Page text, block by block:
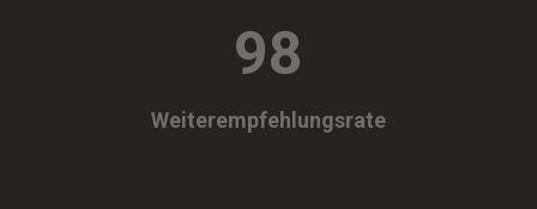
98
Weiterempfehlungsrate